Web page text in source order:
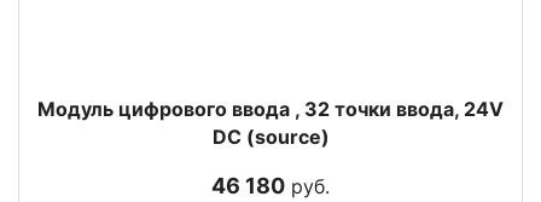
Модуль цифрового ввода , 32 точки ввода, 24V
DC (source)
46 180 руб.